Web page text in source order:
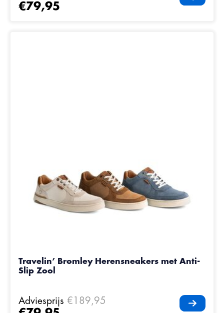
€79,95
Travelin’ Bromley Herensneakers met Anti-
Slip Zool
Adviesprijs €189,95